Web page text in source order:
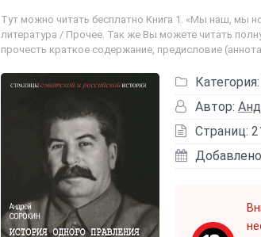
Тут можно читать бесплатно Книга 1. «Мы наш, мы
литература / Прочее. Так же Вы можете читать
прочесть краткое содержание, предисловие
Категория:
Автор:
Страниц: